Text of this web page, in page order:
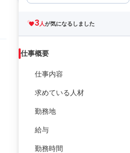
3人が気になるしました
仕事概要
仕事内容
求めている人材
勤務地
給与
勤務時間